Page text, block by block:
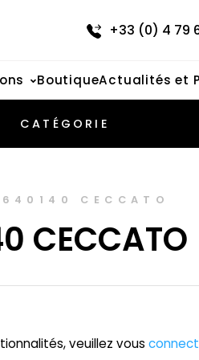
+33 (0) 4 79
BoutiqueActualités et
CATÉGORIE
CECCATO
CECCATO
veuillez vous